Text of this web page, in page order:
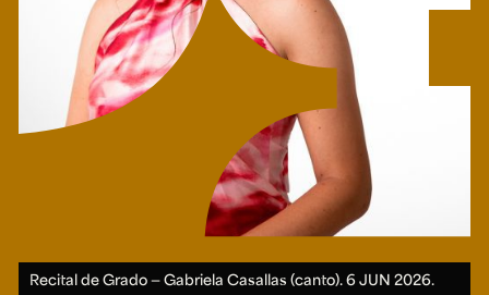
Recital de Grado — Gabriela Casallas (canto).6 JUN 2026.